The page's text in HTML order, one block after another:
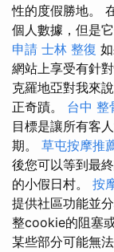
性的度假勝地。
個人數據，但是
申請 士林 整復
網站上享受有針
克羅地亞對我來
正奇蹟。 台中
目標是讓所有客
期。 草屯按摩推
後您可以等到最
的小假日村。 按
提供社區功能並
整cookie的阻塞
某些部分可能無